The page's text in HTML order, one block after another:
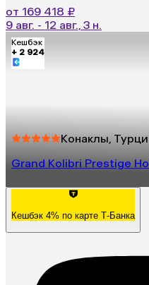
от 169 418 ₽
9 авг. - 12 авг., 3 н.
Кешбэк
+ 2 924
Конаклы,
Grand Kolibri Prestige
Кешбэк 4% по карте Т-Банка